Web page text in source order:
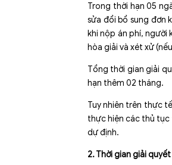
Trong thời hạn 05
sửa đổi bổ sung đơn
khi nộp án phí, người
hòa giải và xét xử
Tổng thời gian giải
hạn thêm 02 tháng.
Tuy nhiên trên thực
thực hiện các thủ tục
dự định.
2. Thời gian giải